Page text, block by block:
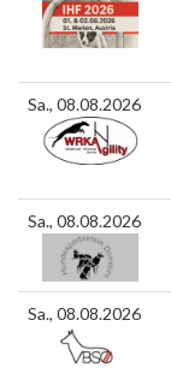
Sa., 08.08.2026
Sa., 08.08.2026
Sa., 08.08.2026